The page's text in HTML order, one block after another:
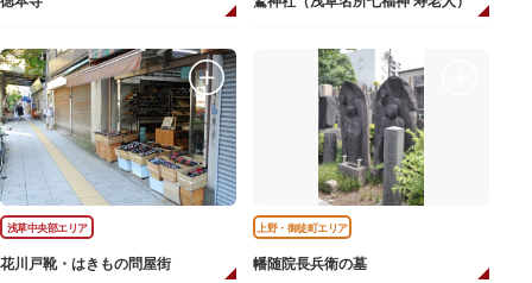
浅草中央部エリア
花川戸靴・はきもの問屋街
上野・御徒町エリア
幡随院長兵衛の墓